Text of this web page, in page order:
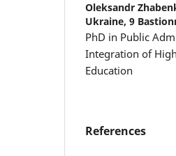
Oleksandr
Ukraine, 9
PhD in Public
Integration of
Education
References